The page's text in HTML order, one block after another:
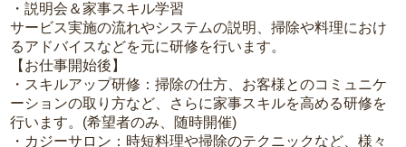
・説明会＆家事スキル学習
サービス実施の流れやシステムの説明、掃除や料理におけ
るアドバイスなどを元に研修を行います。
【お仕事開始後】
・スキルアップ研修：掃除の仕方、お客様とのコミュニケ
ーションの取り方など、さらに家事スキルを高める研修を
行います。(希望者のみ、随時開催)
・カジーサロン：時短料理や掃除のテクニックなど、様々